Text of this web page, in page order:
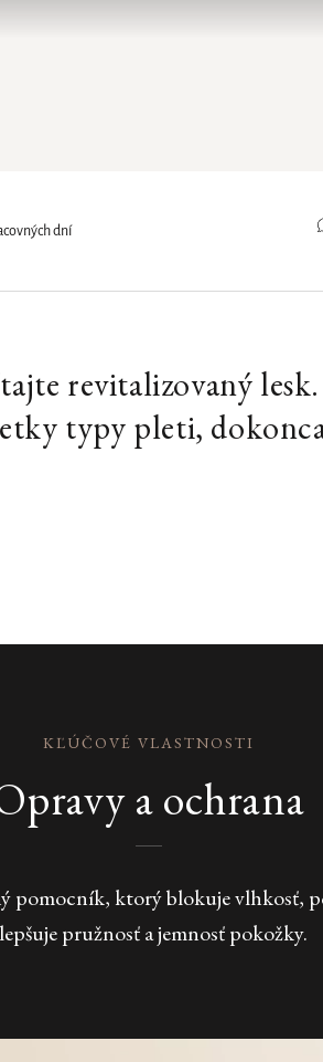
dní
revitalizovaný
typy pleti,
KĽÚČOVÉ VLASTNOSTI
a ochrana
pomocník, ktorý blokuje vlhkosť,
pružnosť a jemnosť pokožky.